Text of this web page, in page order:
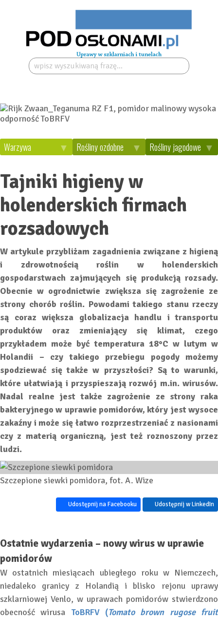
Szukaj:
Warzywa Rośliny ozdobne Rośliny jagodowe
Tajniki higieny w
holenderskich firmach
rozsadowych
W artykule przybliżam zagadnienia związane z higieną
i zdrowotnością roślin w holenderskich
gospodarstwach zajmujących się produkcją rozsady.
Obecnie w ogrodnictwie zwiększa się zagrożenie ze
strony chorób roślin. Powodami takiego stanu rzeczy
są coraz większa globalizacja handlu i transportu
produktów oraz zmieniający się klimat, czego
przykładem może być temperatura 18°C w lutym w
Holandii – czy takiego przebiegu pogody możemy
spodziewać się także w przyszłości? Są to warunki,
które ułatwiają i przyspieszają rozwój m.in. wirusów.
Nadal realne jest także zagrożenie ze strony raka
bakteryjnego w uprawie pomidorów, który jest wysoce
zakaźny i może się łatwo rozprzestrzeniać z nasionami
czy z materią organiczną, jest też roznoszony przez
ludzi.
Szczepione siewki pomidora, fot. A. Wize
Udostępnij na Facebooku Udostępnij w LinkedIn
Ostatnie wydarzenia – nowy wirus w uprawie
pomidorów
W ostatnich miesiącach ubiegłego roku w Niemczech,
niedaleko granicy z Holandią i blisko rejonu uprawy
szklarniowej Venlo, w uprawach pomidorów stwierdzono
obecność wirusa ToBRFV (Tomato brown rugose fruit